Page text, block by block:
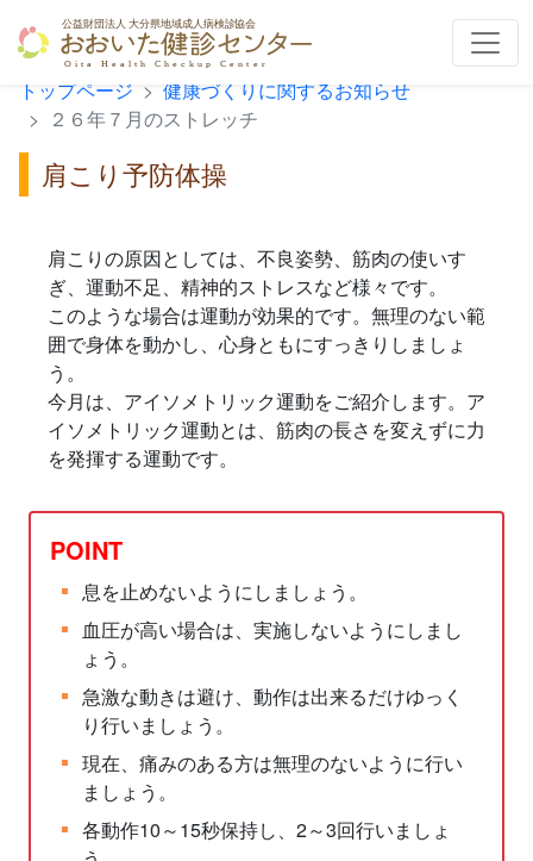
トップページ
健康づくりに関するお知らせ
２６年７月のストレッチ
肩こり予防体操
肩こりの原因としては、不良姿勢、筋肉の使いす
ぎ、運動不足、精神的ストレスなど様々です。
このような場合は運動が効果的です。無理のない範
囲で身体を動かし、心身ともにすっきりしましょ
う。
今月は、アイソメトリック運動をご紹介します。ア
イソメトリック運動とは、筋肉の長さを変えずに力
を発揮する運動です。
POINT
息を止めないようにしましょう。
血圧が高い場合は、実施しないようにしまし
ょう。
急激な動きは避け、動作は出来るだけゆっく
り行いましょう。
現在、痛みのある方は無理のないように行い
ましょう。
各動作10～15秒保持し、2～3回行いましょ